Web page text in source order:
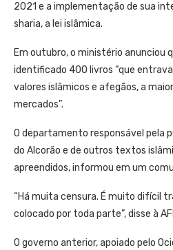
2021 e a implementação de sua
sharia, a lei islâmica.
Em outubro, o ministério anunciou
identificado 400 livros “que
valores islâmicos e afegãos, a
mercados”.
O departamento responsável pela
do Alcorão e de outros textos
apreendidos, informou em um
“Há muita censura. É muito difícil
colocado por toda parte”, disse à
O governo anterior, apoiado pelo